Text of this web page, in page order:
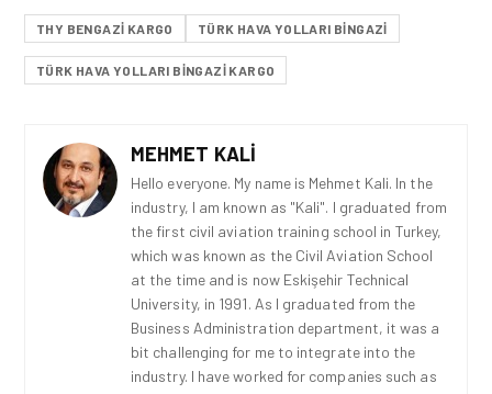
THY BENGAZI KARGO TÜRK HAVA YOLLARI BINGAZI
TÜRK HAVA YOLLARI BINGAZI KARGO
MEHMET KALI
Hello everyone. My name is Mehmet Kali. In the
industry, I am known as "Kali". I graduated from
the first civil aviation training school in Turkey,
which was known as the Civil Aviation School
at the time and is now Eskişehir Technical
University, in 1991. As I graduated from the
Business Administration department, it was a
bit challenging for me to integrate into the
industry. I have worked for companies such as